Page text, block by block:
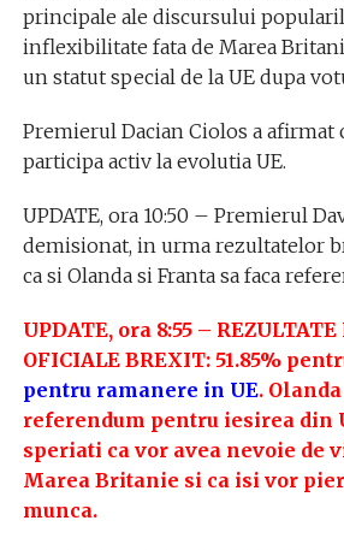
principale ale discursului
inflexibilitate fata de Marea
un statut special de la UE dupa
Premierul Dacian Ciolos a afirmat
participa activ la evolutia UE.
UPDATE, ora 10:50 – Premierul
demisionat, in urma rezultatelor
ca si Olanda si Franta sa faca
UPDATE, ora 8:55 –
OFICIALE BREXIT: 51.85%
pentru ramanere in UE.
referendum pentru iesirea din
speriati ca vor avea nevoie de
Marea Britanie si ca isi vor
munca.